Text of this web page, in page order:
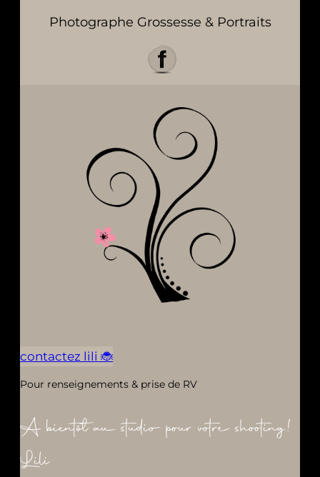
Photographe Grossesse & Portraits
contactez lili 🐞
Pour renseignements & prise de RV
A bientôt au studio pour votre shooting!
Lili